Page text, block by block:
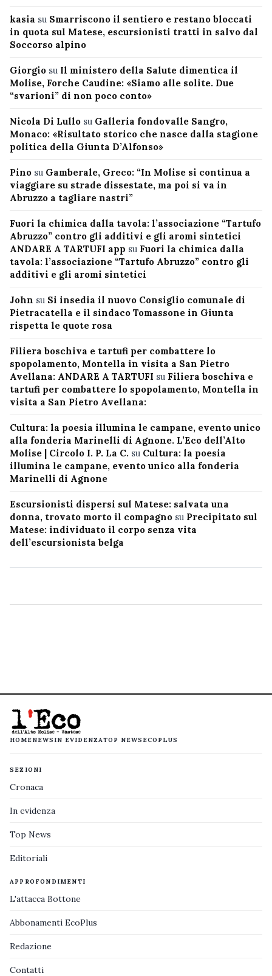
kasia su Smarriscono il sentiero e restano bloccati
in quota sul Matese, escursionisti tratti in salvo dal
Soccorso alpino
Giorgio su Il ministero della Salute dimentica il
Molise, Forche Caudine: «Siamo alle solite. Due
“svarioni” di non poco conto»
Nicola Di Lullo su Galleria fondovalle Sangro,
Monaco: «Risultato storico che nasce dalla stagione
politica della Giunta D’Alfonso»
Pino su Gamberale, Greco: “In Molise si continua a
viaggiare su strade dissestate, ma poi si va in
Abruzzo a tagliare nastri”
Fuori la chimica dalla tavola: l’associazione “Tartufo
Abruzzo” contro gli additivi e gli aromi sintetici
ANDARE A TARTUFI app su Fuori la chimica dalla
tavola: l’associazione “Tartufo Abruzzo” contro gli
additivi e gli aromi sintetici
John su Si insedia il nuovo Consiglio comunale di
Pietracatella e il sindaco Tomassone in Giunta
rispetta le quote rosa
Filiera boschiva e tartufi per combattere lo
spopolamento, Montella in visita a San Pietro
Avellana: ANDARE A TARTUFI su Filiera boschiva e
tartufi per combattere lo spopolamento, Montella in
visita a San Pietro Avellana:
Cultura: la poesia illumina le campane, evento unico
alla fonderia Marinelli di Agnone. L’Eco dell’Alto
Molise | Circolo I. P. La C. su Cultura: la poesia
illumina le campane, evento unico alla fonderia
Marinelli di Agnone
Escursionisti dispersi sul Matese: salvata una
donna, trovato morto il compagno su Precipitato sul
Matese: individuato il corpo senza vita
dell’escursionista belga
HOMENEWS IN EVIDENZATOP NEWS ECOPLUS
SEZIONI
Cronaca
In evidenza
Top News
Editoriali
APPROFONDIMENTI
L'attacca Bottone
Abbonamenti EcoPlus
Redazione
Contatti